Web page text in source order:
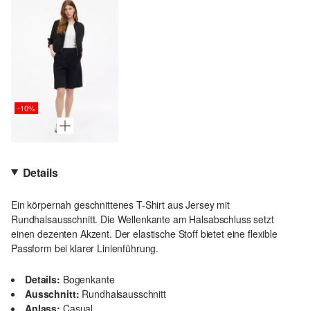
-10%
Details
Ein körpernah geschnittenes T-Shirt aus Jersey mit
Rundhalsausschnitt. Die Wellenkante am Halsabschluss setzt
einen dezenten Akzent. Der elastische Stoff bietet eine flexible
Passform bei klarer Linienführung.
Details: Bogenkante
Ausschnitt: Rundhalsausschnitt
Anlass: Casual